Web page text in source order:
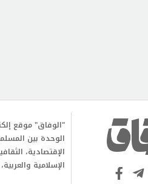
"الوفاق" موقع
الوحدة بين
الإقتصادية،
الإسلامية